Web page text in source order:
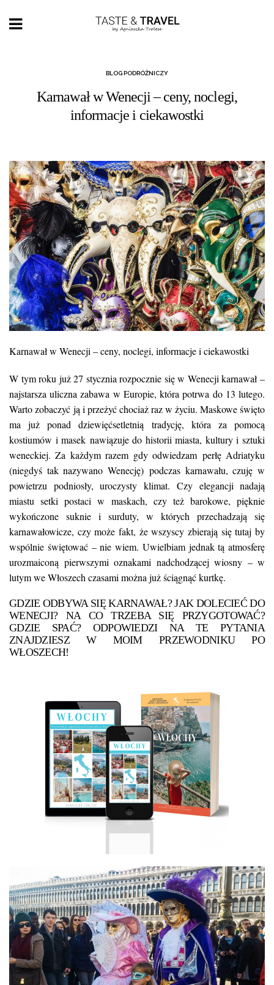
BLOG PODRÓŻNICZY
Karnawał w Wenecji – ceny, noclegi,
informacje i ciekawostki
Karnawał w Wenecji – ceny, noclegi, informacje i ciekawostki
W tym roku już 27 stycznia rozpocznie się w Wenecji karnawał –
najstarsza uliczna zabawa w Europie, która potrwa do 13 lutego.
Warto zobaczyć ją i przeżyć chociaż raz w życiu. Maskowe święto
ma już ponad dziewięćsetletnią tradycję, która za pomocą
kostiumów i masek nawiązuje do historii miasta, kultury i sztuki
weneckiej. Za każdym razem gdy odwiedzam perłę Adriatyku
(niegdyś tak nazywano Wenecję) podczas karnawału, czuję w
powietrzu podniosły, uroczysty klimat. Czy elegancji nadają
miastu setki postaci w maskach, czy też barokowe, pięknie
wykończone suknie i surduty, w których przechadzają się
karnawałowicze, czy może fakt, że wszyscy zbierają się tutaj by
wspólnie świętować – nie wiem. Uwielbiam jednak tą atmosferę
urozmaiconą pierwszymi oznakami nadchodzącej wiosny – w
lutym we Włoszech czasami można już ściągnąć kurtkę.
GDZIE ODBYWA SIĘ KARNAWAŁ? JAK DOLECIEĆ DO
WENECJI? NA CO TRZEBA SIĘ PRZYGOTOWAĆ?
GDZIE SPAĆ? ODPOWIEDZI NA TE PYTANIA
ZNAJDZIESZ W MOIMPRZEWODNIKU PO
WŁOSZECH!